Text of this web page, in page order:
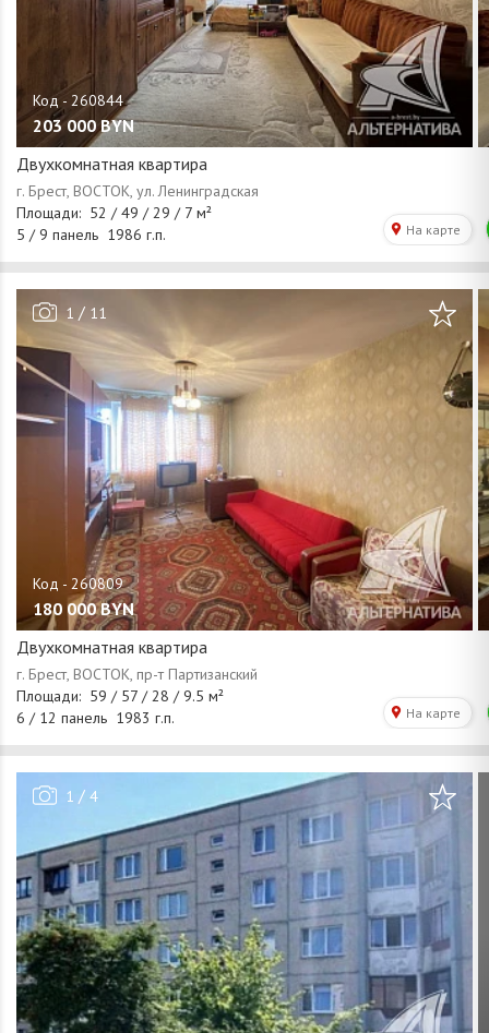
203 000 BYN
Двухкомнатная квартира
1 / 11
180 000 BYN
Двухкомнатная квартира
1 / 4